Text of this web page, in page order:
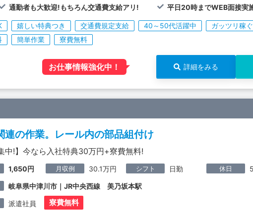
通勤者も大歓迎!もちろん交通費支給アリ! 平日20時までWEB面接実
嬉しい特典つき 交通費規定支給 40～50代活躍中 ガッツリ稼ぐ
簡単作業 寮費無料
お仕事情報強化中！ 詳細をみる
連の作業。レール内の部品組付け
中!】今なら入社特典30万円+寮費無料!
1,650円 月収例 30.1万円 シフト 日勤 休日
岐阜県中津川市｜JR中央西線 美乃坂本駅
派遣社員 寮費無料